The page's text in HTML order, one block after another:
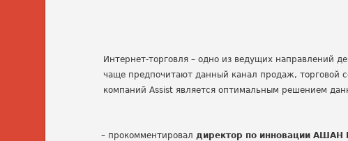
Интернет-торговля – одно из ведущих направлений
чаще предпочитают данный канал продаж, торговой
компаний Assist является оптимальным решением
– прокомментировалдиректор по инновации АШАН